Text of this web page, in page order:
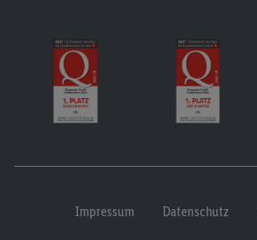
Impressum Datenschutz